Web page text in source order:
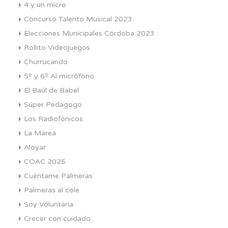
4 y un micro
Concurso Talento Musical 2023
Elecciones Municipales Córdoba 2023
Rollito Videojuegos
Churrucando
5º y 6º Al micrófono
El Baúl de Babel
Súper Pedagogo
Los Radiofónicos
La Marea
Aloyar
COAC 2025
Cuéntame Palmeras
Palmeras al cole
Soy Voluntaria
Crecer con cuidado